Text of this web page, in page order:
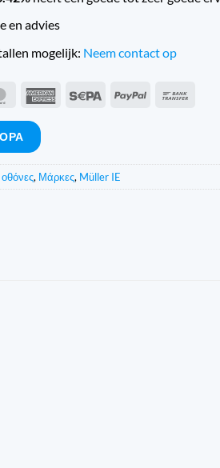
en advies
mogelijk: Neem contact op
MasterCardAmerican Sepa PayPal
, Μάρκες, Müller IE